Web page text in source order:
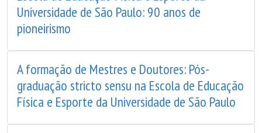
Universidade de São Paulo: 90 anos de
pioneirismo
A formação de Mestres e Doutores: Pós-
graduação stricto sensu na Escola de Educação
Física e Esporte da Universidade de São Paulo